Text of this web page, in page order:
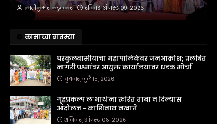
क्रांतीकुमार कडुलकर रविवार, ऑगस्ट ०९, २०२६
कामाच्या बातम्या
घरकुलवासीयांचा महापालिकेवर जनआक्रोश; प्रलंबित
नागरी प्रश्नांवर आयुक्त कार्यालयावर धडक मोर्चा
बुधवार, जुलै १५, २०२६
गृहप्रकल्प लाभार्थींना त्वरित ताबा न दिल्यास
आंदोलन - काशिनाथ नखाते.
शनिवार, ऑगस्ट ०८, २०२६